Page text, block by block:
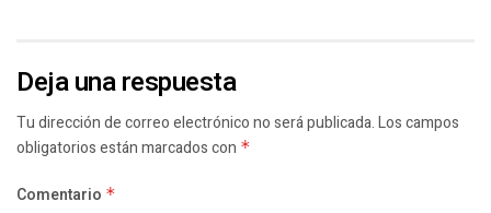
Deja una respuesta
Tu dirección de correo electrónico no será publicada.Los campos
obligatorios están marcados con *
Comentario *